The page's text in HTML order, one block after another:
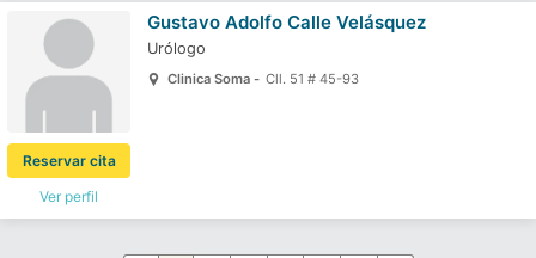
Ver perfil
Reservar cita
Gustavo Adolfo Calle Velásquez
Urólogo
Clinica Soma - Cll. 51 # 45-93